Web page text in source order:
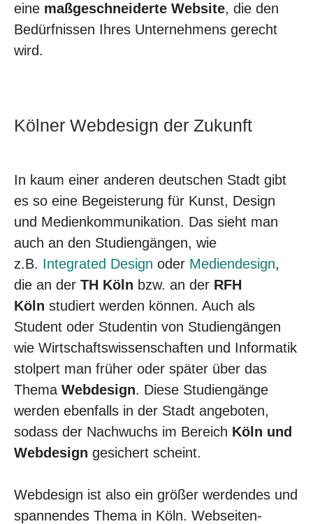
eine maßgeschneiderte Website, die den
Bedürfnissen Ihres Unternehmens gerecht
wird.
Kölner Webdesign der Zukunft
In kaum einer anderen deutschen Stadt gibt
es so eine Begeisterung für Kunst, Design
und Medienkommunikation. Das sieht man
auch an den Studiengängen, wie
z.B. Integrated Design oder Mediendesign,
die an der TH Köln bzw. an der RFH
Köln studiert werden können. Auch als
Student oder Studentin von Studiengängen
wie Wirtschaftswissenschaften und Informatik
stolpert man früher oder später über das
Thema Webdesign. Diese Studiengänge
werden ebenfalls in der Stadt angeboten,
sodass der Nachwuchs im Bereich Köln und
Webdesign gesichert scheint.
Webdesign ist also ein größer werdendes und
spannendes Thema in Köln. Webseiten-